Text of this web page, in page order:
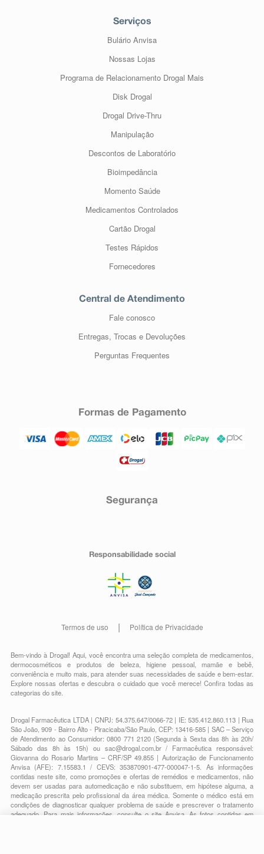
Serviços
Bulário Anvisa
Nossas Lojas
Programa de Relacionamento Drogal Mais
Disk Drogal
Drogal Drive-Thru
Manipulação
Descontos de Laboratório
Bioimpedância
Momento Saúde
Medicamentos Controlados
Cartão Drogal
Testes Rápidos
Fornecedores
Central de Atendimento
Fale conosco
Entregas, Trocas e Devoluções
Perguntas Frequentes
Formas de Pagamento
Segurança
Responsabilidade social
Termos de uso Política de Privacidade
Bem-vindo à Drogal! Aqui, você encontra uma seleção completa demedicamentos
dermocosméticos e produtos de beleza,higiene pessoal,mamãe e bebê
conveniênciae muito mais, para atender suas necessidades de saúde e bem-estar.
Explore nossas ofertas e descubra o cuidado que você merece!Confira todas as
categorias do site.
Drogal Farmacêutica LTDA | CNPJ: 54.375.647/0066-72 | IE: 535.412.860.113 | Rua
São João, 909 - Bairro Alto - Piracicaba/São Paulo, CEP: 13416-585 | SAC – Serviço
de Atendimento ao Consumidor: 0800 771 2120 (Segunda à Sexta das 8h às 20h/
Sábado das 8h às 15h) ou sac@drogal.com.br/ Farmacêutica responsável:
Giovanna do Rosario Martins – CRF/SP 49.855 | Autorização de Funcionamento
Anvisa (AFE): 7.15583.1 / CEVS: 353870901-477-000047-1-5. As informações
contidas neste site, como promoções e ofertas de remédios e medicamentos, não
devem ser usadas para automedicação e não substituem, em hipótese alguma, a
medicação prescrita pelo profissional da área médica. Somente o médico está em
condições de diagnosticar qualquer problema de saúde e prescrever o tratamento
adequado. Para mais informações, consulte o site Anvisa. As fotos contidas em